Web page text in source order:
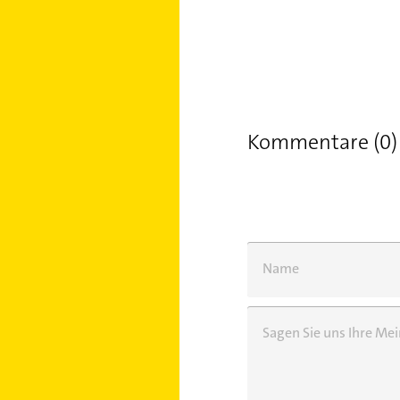
Kommentare (0)
Name
Sagen Sie uns Ihre